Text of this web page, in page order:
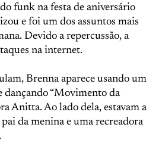
funk na festa de aniversário
e foi um dos assuntos mais
Devido a repercussão, a
na internet.
Brenna aparece usando um
dançando “Movimento da
Anitta. Ao lado dela, estavam a
da menina e uma recreadora